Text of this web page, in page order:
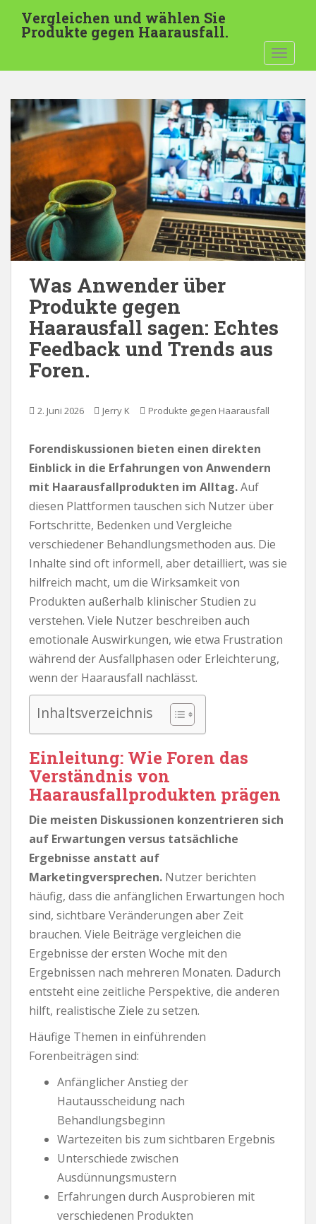
a
Vergleichen und wählen Sie
Produkte gegen Haarausfall.
Was Anwender über
Produkte gegen
Haarausfall sagen: Echtes
Feedback und Trends aus
Foren.
2. Juni 2026 Jerry K Produkte gegen Haarausfall
Forendiskussionen bieten einen direkten
Einblick in die Erfahrungen von Anwendern
mit Haarausfallprodukten im Alltag.Auf
diesen Plattformen tauschen sich Nutzer über
Fortschritte, Bedenken und Vergleiche
verschiedener Behandlungsmethoden aus. Die
Inhalte sind oft informell, aber detailliert, was sie
hilfreich macht, um die Wirksamkeit von
Produkten außerhalb klinischer Studien zu
verstehen. Viele Nutzer beschreiben auch
emotionale Auswirkungen, wie etwa Frustration
während der Ausfallphasen oder Erleichterung,
wenn der Haarausfall nachlässt.
Inhaltsverzeichnis
Einleitung: Wie Foren das
Verständnis von
Haarausfallprodukten prägen
Die meisten Diskussionen konzentrieren sich
auf Erwartungen versus tatsächliche
Ergebnisse anstatt auf
Marketingversprechen. Nutzer berichten
häufig, dass die anfänglichen Erwartungen hoch
sind, sichtbare Veränderungen aber Zeit
brauchen. Viele Beiträge vergleichen die
Ergebnisse der ersten Woche mit den
Ergebnissen nach mehreren Monaten. Dadurch
entsteht eine zeitliche Perspektive, die anderen
hilft, realistische Ziele zu setzen.
Häufige Themen in einführenden
Forenbeiträgen sind:
Anfänglicher Anstieg der
Hautausscheidung nach
Behandlungsbeginn
Wartezeiten bis zum sichtbaren Ergebnis
Unterschiede zwischen
Ausdünnungsmustern
Erfahrungen durch Ausprobieren mit
verschiedenen Produkten